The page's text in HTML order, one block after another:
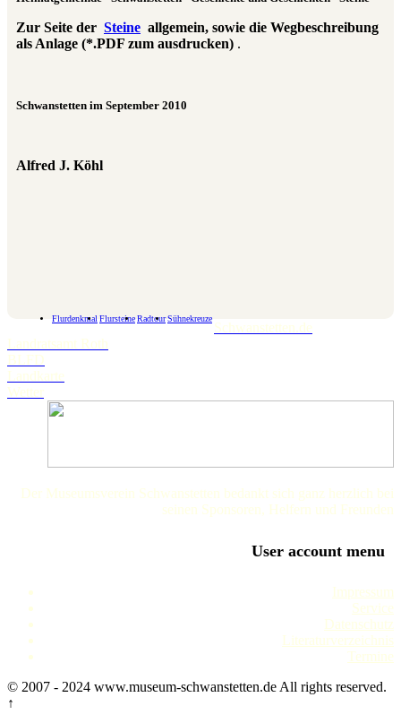
Zur Seite der Steine allgemein, sowie die Wegbeschreibung
als Anlage (*.PDF zum ausdrucken) .
Schwanstetten im September 2010
Alfred J. Köhl
Flurdenkmal FlursteineRadtourSühnekreuze
Schwanstetten.de
Landratsamt Roth
BLFD
Landkarte
Wetter
Der Museumsverein Schwanstetten bedankt sich ganz herzlich bei
seinen Sponsoren, Helfern und Freunden
User account menu
Impressum
Service
Datenschutz
Literaturverzeichnis
Termine
© 2007 - 2024 www.museum-schwanstetten.de All rights reserved.
↑